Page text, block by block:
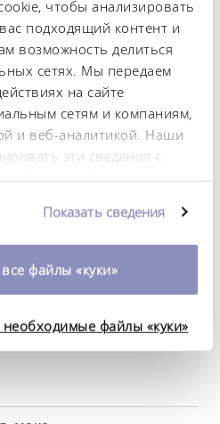
чтобы анализировать
подходящий контент и
возможность делиться
сетях. Мы передаем
на сайте
сетям и компаниям,
и веб-аналитикой. Наши
эти сведения с
а также
сервисов. Вы можете
согласие в любое
информацию об этом вы
политике
Показать сведения
файлы «куки»
файлы «куки»
окружающей среды